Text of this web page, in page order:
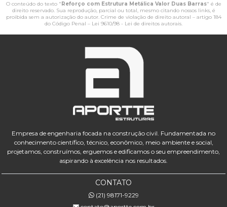
O conteúdo do texto " Reforço com Estrutura Metálica Valor Duas Barras" é de
direito reservado. Sua reprodução, parcial ou total, mesmo citando nossos links, é
proibida sem a autorização do autor. Crime de violação de direito autoral – artigo 184
do Código Penal – Lei 9610/98 - Lei de direitos autorais.
Empresa de engenharia focada na construção civil. Fundamentada no
conhecimento científico, técnico, econômico, meio ambiente e social,
projetamos, construímos, erguemos e edificamos o seu empreendimento,
aspirando à excelência nos resultados.
CONTATO
(21) 98171-9229